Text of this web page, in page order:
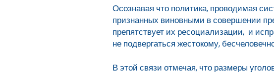
Осознавая что политика, проводимая
признанных виновными в совершении
препятствует их ресоциализации, и
не подвергаться жестокому,
В этой связи отмечая, что размеры